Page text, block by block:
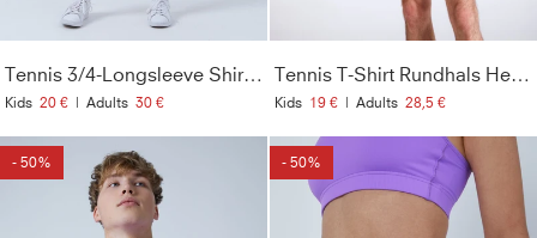
Tennis 3/4-Longsleeve Shirt, lila
Kids 20 € | Adults 30 €
Tennis T-Shirt Rundhals Herren & Jungen, hibiscus pink
Kids 19 € | Adults 28,5 €
- 50% - 50%